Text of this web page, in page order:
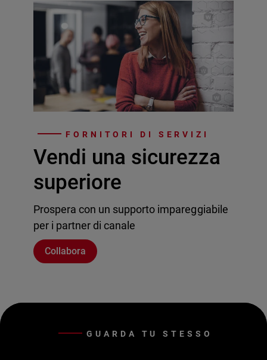
FORNITORI DI SERVIZI
Vendi una sicurezza
superiore
Prospera con un supporto impareggiabile
per i partner di canale
Collabora
GUARDA TU STESSO